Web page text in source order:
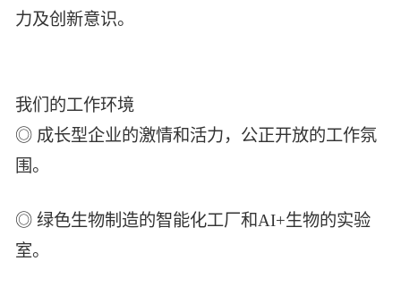
力及创新意识。
我们的工作环境
◎ 成长型企业的激情和活力，公正开放的工作氛
围。
◎ 绿色生物制造的智能化工厂和AI+生物的实验
室。